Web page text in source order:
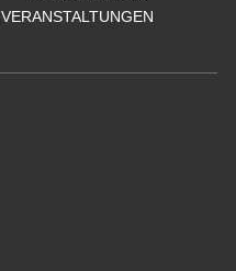
VERANSTALTUNGEN